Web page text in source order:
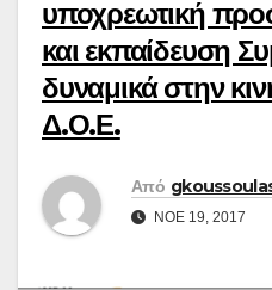
υποχρεωτική
και εκπαίδευση
δυναμικά στην
Δ.Ο.Ε.
Από
ΝΟΈ 19, 2017